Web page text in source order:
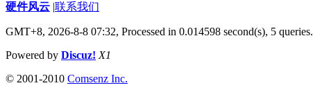
硬件风云 联系我们
GMT+8, 2026-8-8 07:32, Processed in 0.014598 second(s), 5 queries.
Powered by Discuz! X1
© 2001-2010 Comsenz Inc.